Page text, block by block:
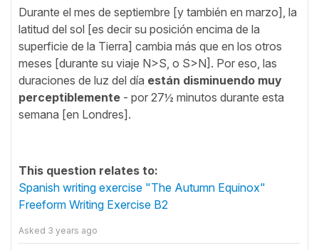
Durante el mes de septiembre [y también en marzo], la
latitud del sol [es decir su posición encima de la
superficie de la Tierra] cambia más que en los otros
meses [durante su viaje N>S, o S>N]. Por eso, las
duraciones de luz del día están disminuendo muy
perceptiblemente - por 27½ minutos durante esta
semana [en Londres].
This question relates to:
Spanish writing exercise "The Autumn Equinox"
Freeform Writing Exercise B2
Asked 3 years ago